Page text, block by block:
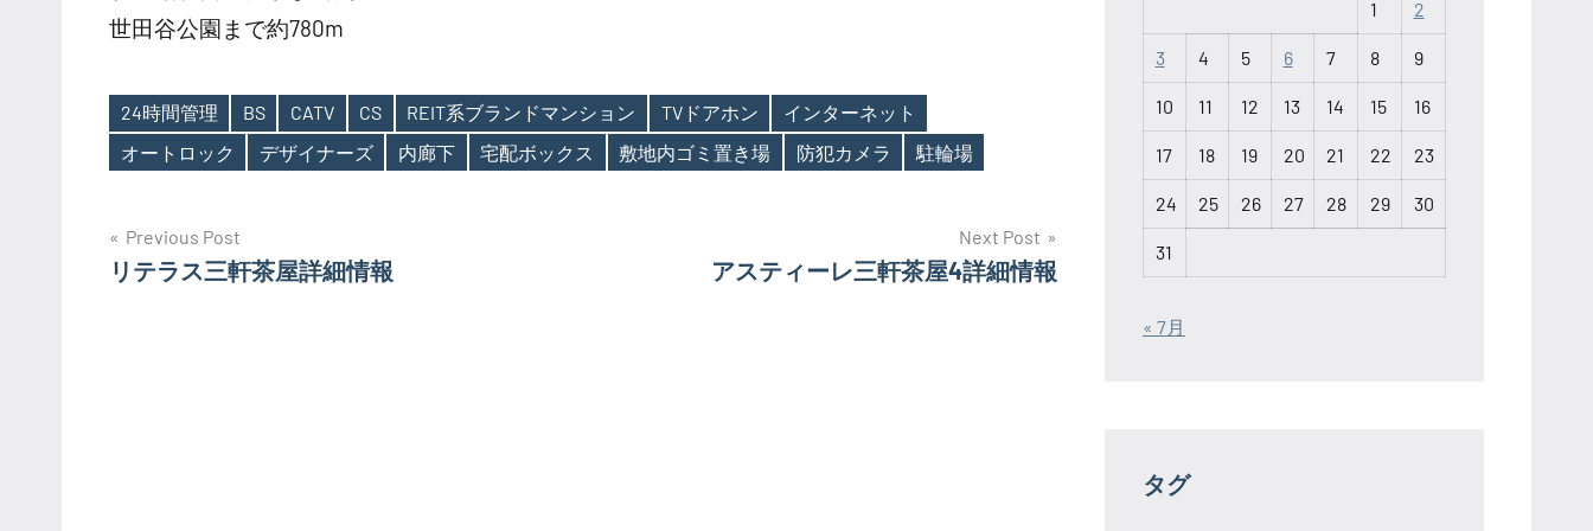
世田谷公園まで約780m
Tags
24時間管理 BS CATV CS REIT系ブランドマンション TVドアホン
インターネット
オートロック
デザイナーズ 内廊下 宅配ボックス 敷地内ゴミ置き場 防犯カメラ 駐輪場
投
稿
Previous Post
リテラス三軒茶屋詳細情報
Next Post
アスティーレ三軒茶屋4詳細情報
1 2
3 4 5 6 7 8 9
10 11 12 13 14 15 16
17 18 19 20 21 22 23
24 25 26 27 28 29 30
31
« 7月
タグ